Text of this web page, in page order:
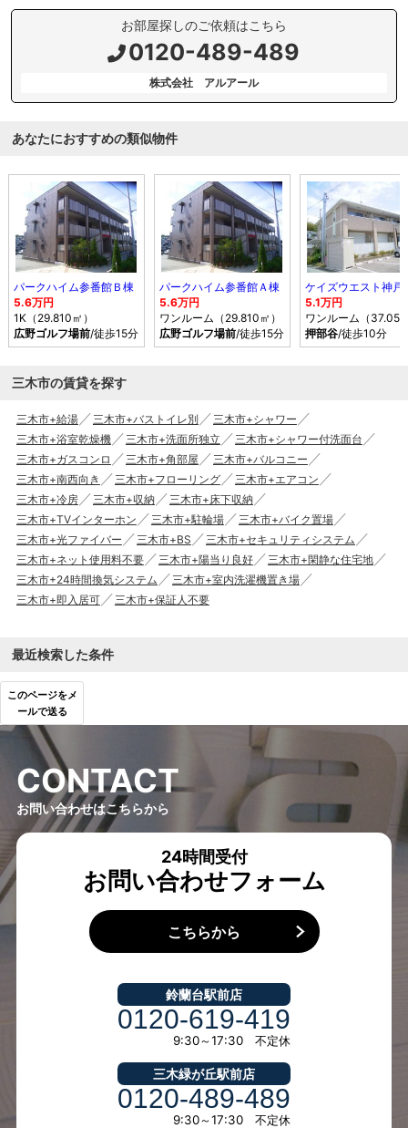
お部屋探しのご依頼はこちら
0120-489-489
株式会社 アルアール
あなたにおすすめの類似物件
パークハイム参番館Ｂ棟
5.6万円
1K（29.810㎡）
広野ゴルフ場前/徒歩15分
パークハイム参番館Ａ棟
5.6万円
ワンルーム（29.810㎡）
広野ゴルフ場前/徒歩15分
ケイズウエスト神戸
5.1万円
ワンルーム（
押部谷/徒歩10分
三木市の賃貸を探す
三木市+給湯 三木市+バストイレ別
三木市+シャワー
三木市+浴室乾燥機
三木市+洗面所独立
三木市+シャワー付洗面台
三木市+ガスコンロ
三木市+角部屋
三木市+バルコニー
三木市+南西向き
三木市+フローリング
三木市+エアコン
三木市+冷房
三木市+収納
三木市+床下収納
三木市+TVインターホン
三木市+駐輪場
三木市+バイク置場
三木市+光ファイバー
三木市+BS
三木市+セキュリティシステム
三木市+ネット使用料不要
三木市+陽当り良好
三木市+閑静な住宅地
三木市+24時間換気システム
三木市+室内洗濯機置き場
三木市+即入居可
三木市+保証人不要
最近検索した条件
このページをメ
ールで送る
CONTACT
お問い合わせはこちらから
24時間受付
お問い合わせフォーム
こちらから
鈴蘭台駅前店
0120-619-419
9:30～17:30 不定休
三木緑が丘駅前店
0120-489-489
9:30～17:30 不定休